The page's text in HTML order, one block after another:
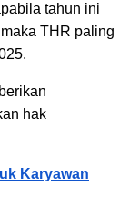
tahun ini
THR paling
hak
Karyawan